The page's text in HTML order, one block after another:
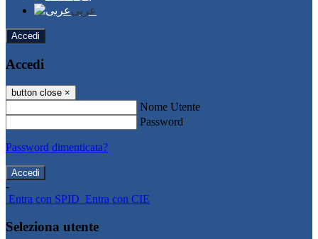
عربى
Accedi
Accedi
button close ×
Nome Utente
Password
Password dimenticata?
-
Entra con SPID Entra con CIE
Seleziona utente